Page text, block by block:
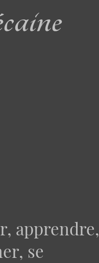
apprendre,
se